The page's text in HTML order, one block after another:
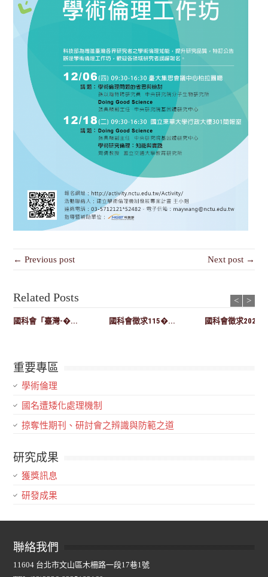
← Previous post Next post →
Related Posts
國科會「臺灣-�... 國科會徵求115�... 國科會徵求2027-
< >
重要專區
學術倫理
國名遭矮化處理機制
掠奪性期刊、研討會之辨識與防範之道
研究成果
獲獎訊息
研發成果
聯絡我們
11604 台北市文山區木柵路一段17巷1號